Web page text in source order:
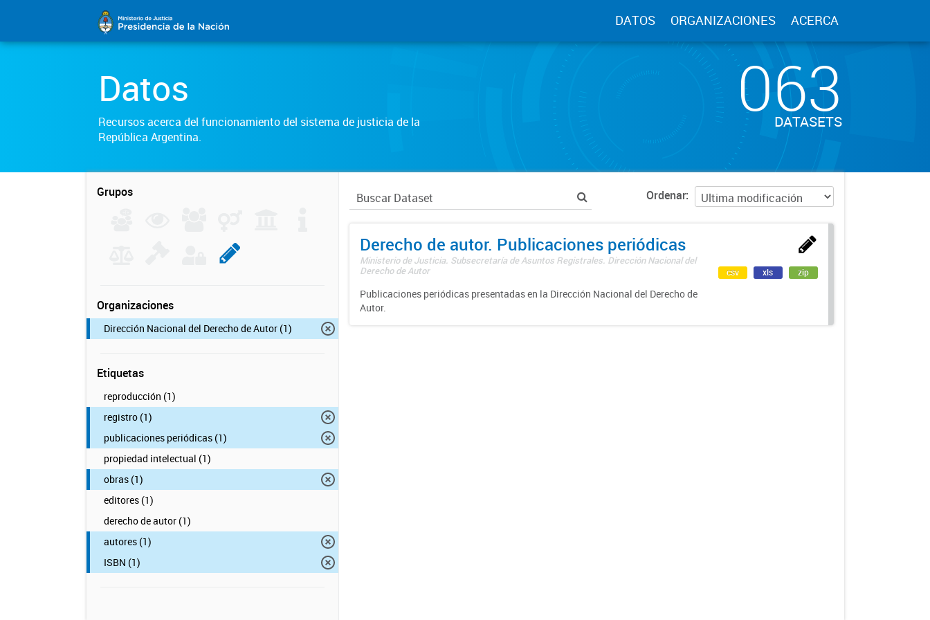
DATOS ORGANIZACIONES ACERCA
Datos
Recursos acerca del funcionamiento del sistema de justicia de la
República Argentina.
063
DATASETS
Grupos
Organizaciones
Dirección Nacional del Derecho de Autor (1)
Etiquetas
reproducción (1)
registro (1)
publicaciones periódicas (1)
propiedad intelectual (1)
obras (1)
editores (1)
derecho de autor (1)
autores (1)
ISBN (1)
Ordenar
Derecho de autor. Publicaciones periódicas
Ministerio de Justicia. Subsecretaría de Asuntos Registrales. Dirección Nacional del
Derecho de Autor
Publicaciones periódicas presentadas en la Dirección Nacional del Derecho de
Autor.
csv xls zip